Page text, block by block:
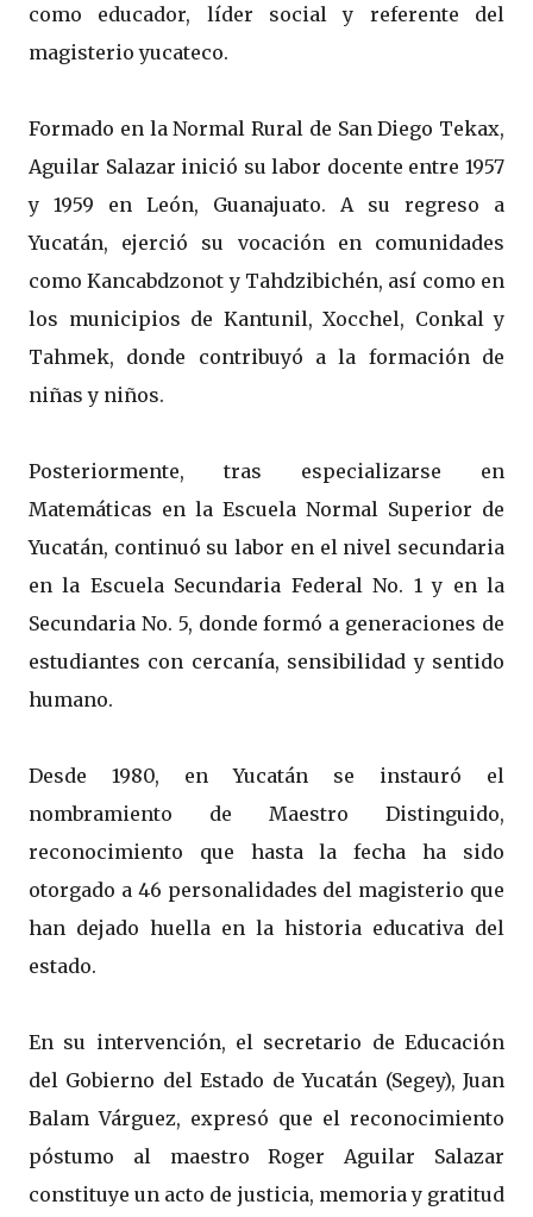
como educador, líder social y referente del
magisterio yucateco.
Formado en la Normal Rural de San Diego Tekax,
Aguilar Salazar inició su labor docente entre 1957
y 1959 en León, Guanajuato. A su regreso a
Yucatán, ejerció su vocación en comunidades
como Kancabdzonot y Tahdzibichén, así como en
los municipios de Kantunil, Xocchel, Conkal y
Tahmek, donde contribuyó a la formación de
niñas y niños.
Posteriormente, tras especializarse en
Matemáticas en la Escuela Normal Superior de
Yucatán, continuó su labor en el nivel secundaria
en la Escuela Secundaria Federal No. 1 y en la
Secundaria No. 5, donde formó a generaciones de
estudiantes con cercanía, sensibilidad y sentido
humano.
Desde 1980, en Yucatán se instauró el
nombramiento de Maestro Distinguido,
reconocimiento que hasta la fecha ha sido
otorgado a 46 personalidades del magisterio que
han dejado huella en la historia educativa del
estado.
En su intervención, el secretario de Educación
del Gobierno del Estado de Yucatán (Segey), Juan
Balam Várguez, expresó que el reconocimiento
póstumo al maestro Roger Aguilar Salazar
constituye un acto de justicia, memoria y gratitud